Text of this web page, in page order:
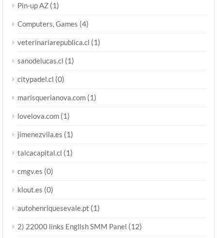
Pin-up AZ (1)
Computers, Games (4)
veterinariarepublica.cl (1)
sanodelucas.cl (1)
citypadel.cl (0)
marisquerianova.com (1)
lovelova.com (1)
jimenezvila.es (1)
talcacapital.cl (1)
cmgv.es (0)
klout.es (0)
autohenriquesevale.pt (1)
2) 22000 links English SMM Panel (12)